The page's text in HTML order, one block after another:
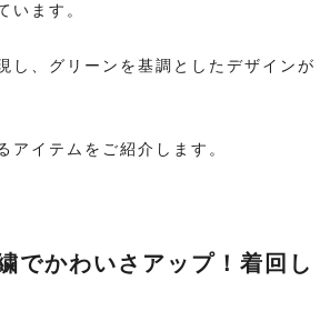
います。
し、グリーンを基調としたデザインが
アイテムをご紹介します。
でかわいさアップ！着回し